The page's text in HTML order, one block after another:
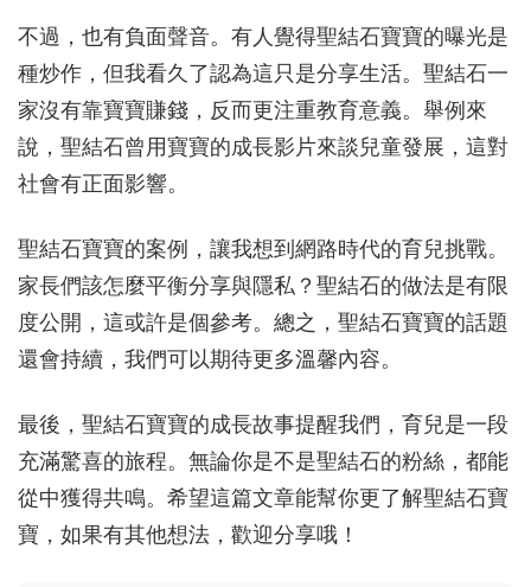
不過，也有負面聲音。有人覺得聖結石寶寶的曝光是
種炒作，但我看久了認為這只是分享生活。聖結石一
家沒有靠寶寶賺錢，反而更注重教育意義。舉例來
說，聖結石曾用寶寶的成長影片來談兒童發展，這對
社會有正面影響。
聖結石寶寶的案例，讓我想到網路時代的育兒挑戰。
家長們該怎麼平衡分享與隱私？聖結石的做法是有限
度公開，這或許是個參考。總之，聖結石寶寶的話題
還會持續，我們可以期待更多溫馨內容。
最後，聖結石寶寶的成長故事提醒我們，育兒是一段
充滿驚喜的旅程。無論你是不是聖結石的粉絲，都能
從中獲得共鳴。希望這篇文章能幫你更了解聖結石寶
寶，如果有其他想法，歡迎分享哦！